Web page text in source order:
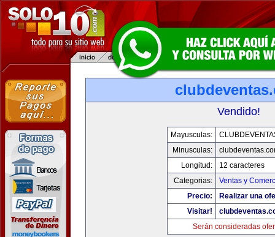
Vendido!
Mayusculas:
Minusculas:
Longitud:
12 caracteres
Categorias:
Ventas y
Precio:
Realizar una
Visitar!
Serán consideradas